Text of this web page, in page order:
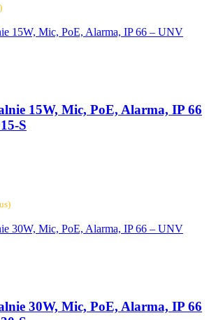
15W, Mic, PoE, Alarma, IP 66
S
30W, Mic, PoE, Alarma, IP 66